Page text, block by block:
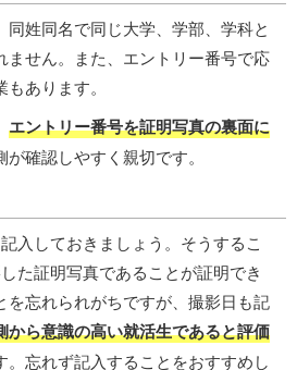
同姓同名で同じ大学、学部、学科と
ません。また、エントリー番号で応
あります。
エントリー番号を証明写真の裏面に
が確認しやすく親切です。
入しておきましょう。そうするこ
た証明写真であることが証明でき
を忘れられがちですが、撮影日も記
から意識の高い就活生であると評価
。忘れず記入することをおすすめし